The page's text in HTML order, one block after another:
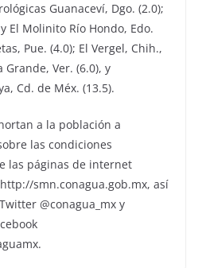
Guanaceví, Dgo. (2.0);
El Molinito Río Hondo, Edo.
Pue. (4.0); El Vergel, Chih.,
Grande, Ver. (6.0), y
Cd. de Méx. (13.5).
a la población a
las condiciones
las páginas de internet
smn.conagua.gob.mx, así
@conagua_mx y